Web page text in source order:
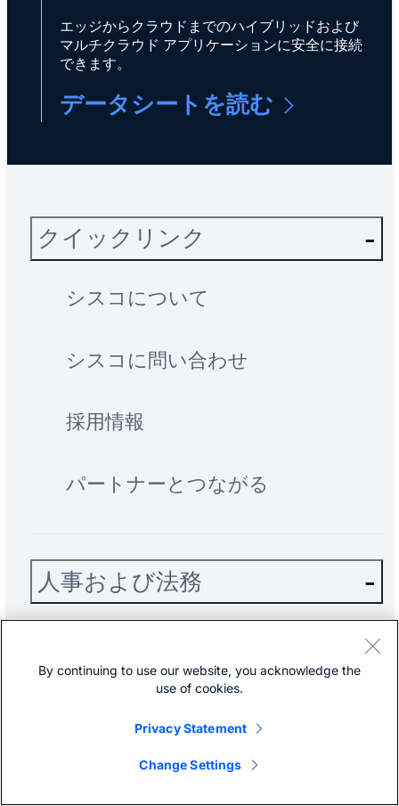
エッジからクラウドまでのハイブリッドおよび
マルチクラウド アプリケーションに安全に接続
できます。
データシートを読む
クイックリンク
シスコについて
シスコに問い合わせ
採用情報
パートナーとつながる
人事および法務
ご利用条件
By continuing to use our website, you acknowledge the
use of cookies.
Privacy Statement
Change Settings